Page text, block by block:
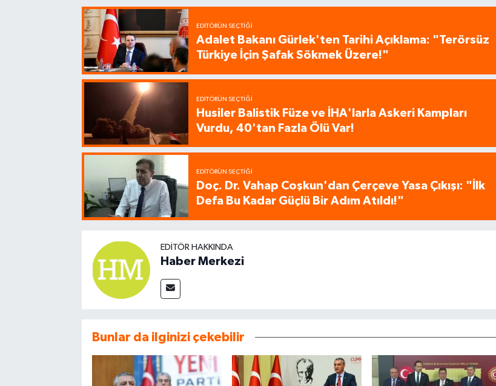
EDITÖRÜN SEÇTIĞI
Adalet Bakanı Gürlek'ten Tarihi Açıklama: "Terörsüz
Türkiye İçin Şafak Sökmek Üzere!"
EDITÖRÜN SEÇTIĞI
Husiler Balistik Füze ve İHA'larla Askeri Kampları
Vurdu, 40'tan Fazla Ölü Var!
EDITÖRÜN SEÇTIĞI
Doç. Dr. Vahap Coşkun'dan Çerçeve Yasa Çıkışı: "İlk
Defa Bu Kadar Güçlü Bir Adım Atıldı!"
EDITÖR HAKKINDA
Haber Merkezi
Bunlar da ilginizi çekebilir